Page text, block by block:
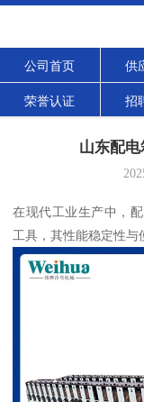
公司首页 供
荣誉认证 招
山东配
在现代工业生产中，
工具，其性能稳定性与